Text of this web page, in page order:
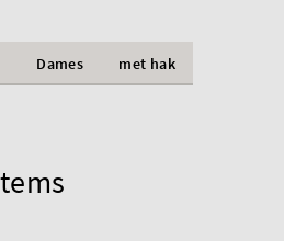
Dames met hak